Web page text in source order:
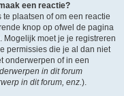
een reactie?
plaatsen of om een reactie
knop op ofwel de pagina
moet je je registreren
permissies die je al dan niet
onderwerpen of in een
in dit forum
in dit forum, enz.).